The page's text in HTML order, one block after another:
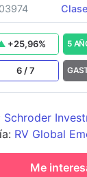
+25,96% 5
6 /7
Schroder
(Europe)
: RV Global
Me